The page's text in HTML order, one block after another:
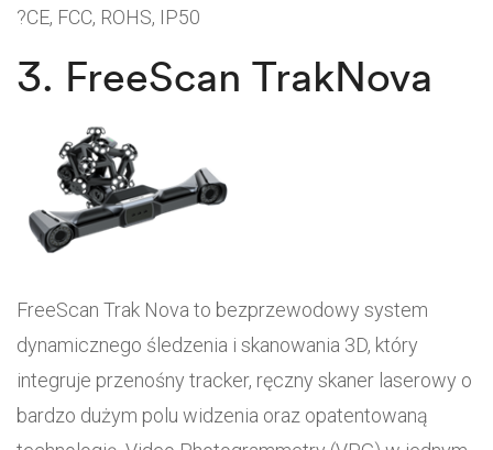
?CE, FCC, ROHS, IP50
3. FreeScan TrakNova
FreeScan Trak Nova to bezprzewodowy system
dynamicznego śledzenia i skanowania 3D, który
integruje przenośny tracker, ręczny skaner laserowy o
bardzo dużym polu widzenia oraz opatentowaną